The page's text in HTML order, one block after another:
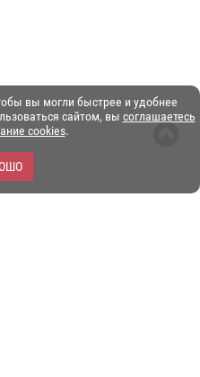
вы могли быстрее и удобнее
сайтом, вы соглашаетесь
cookies.